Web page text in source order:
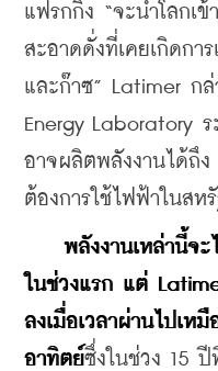
แฟรกกิ้ง “จะนำโลกเ
สะอาดดั่งที่เคยเกิดกา
และก๊าซ” Latimer ก
Energy Laboratory
อาจผลิตพลังงานได้ถึ
ต้องการใช้ไฟฟ้าในสห
พลังงานเหล่านี้จ
ในช่วงแรก แต่
ลงเมื่อเวลาผ่านไปเห
อาทิตย์ซึ่งในช่วง 15 ปี